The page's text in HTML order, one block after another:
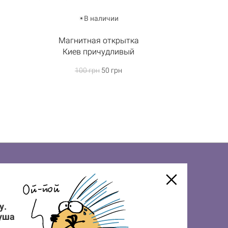
В наличии
Магнитная открытка
Киев причудливый
100 грн 50 грн